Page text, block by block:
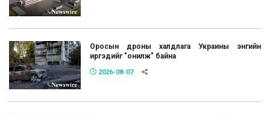
Оросын дроны халдлага Украины энгийн
иргэдийг "онилж" байна
2026-08-07